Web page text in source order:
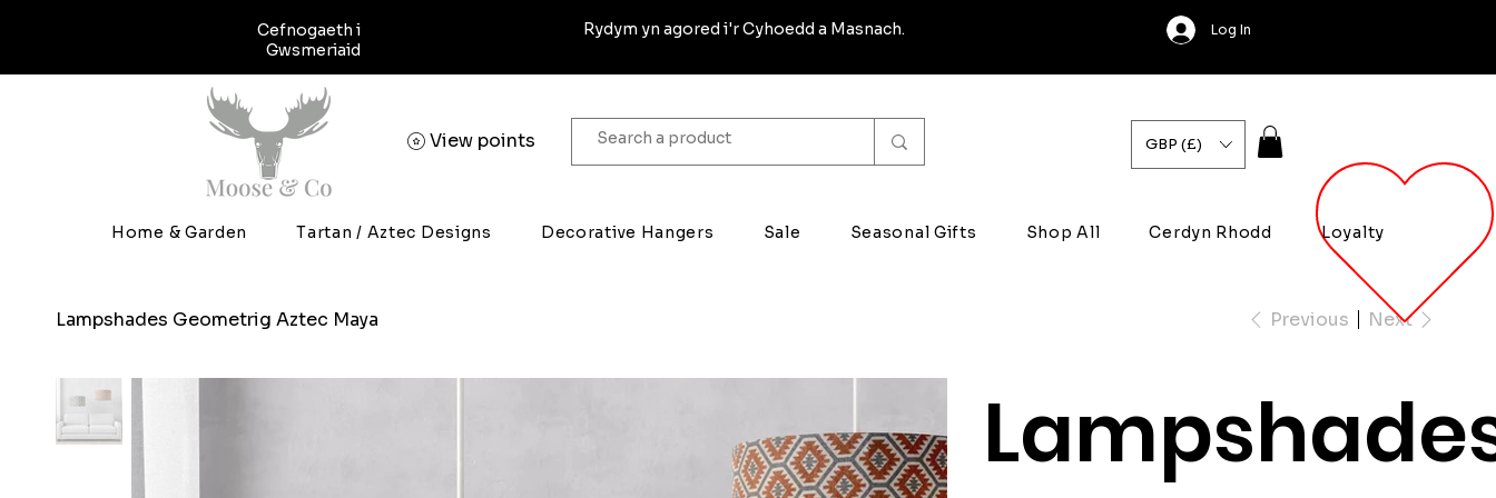
Cefnogaeth i
Gwsmeriaid
Rydym yn agored i'r Cyhoedd a Masnach. Log In
View points GBP (£)
Home & Garden Tartan / Aztec Designs Decorative Hangers Sale Seasonal Gifts Shop All Cerdyn Rhodd Loyalty
Lampshades Geometrig Aztec Maya Previous Next